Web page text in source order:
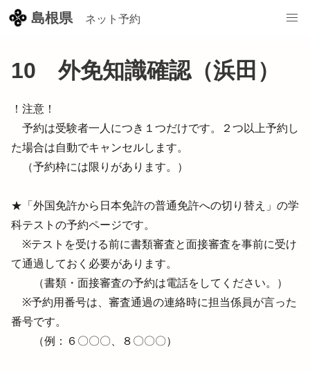
島根県 ネット予約
10 外免知識確認（浜田）
！注意！
予約は受験者一人につき１つだけです。２つ以上予約し
た場合は自動でキャンセルします。
（予約枠には限りがあります。）
★「外国免許から日本免許の普通免許への切り替え」の学
科テストの予約ページです。
※テストを受ける前に書類審査と面接審査を事前に受け
て通過しておく必要があります。
（書類・面接審査の予約は電話をしてください。）
※予約用番号は、審査通過の連絡時に担当係員が言った
番号です。
（例：６〇〇〇、８〇〇〇）
/pref-shimane/booth-reserve/pages/3300386282068722157/